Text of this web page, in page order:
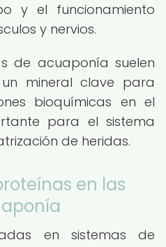
y el funcionamiento
y nervios.
de acuaponía suelen
mineral clave para
bioquímicas en el
para el sistema
de heridas.
en las
en sistemas de